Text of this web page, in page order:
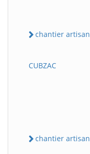
chantier artisan
CUBZAC
chantier artisan